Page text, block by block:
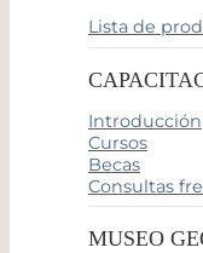
Lista de
Introducción
Cursos
Becas
Consultas
MUSEO